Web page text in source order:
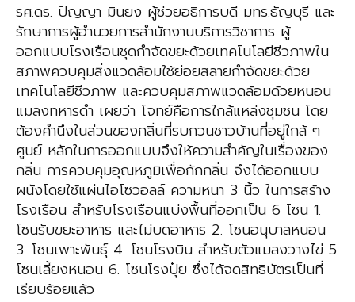
รศ.ดร. ปัญญา มินยง ผู้ช่วยอธิการบดี มทร.ธัญบุรี และ
รักษาการผู้อำนวยการสำนักงานบริการวิชาการ ผู้
ออกแบบโรงเรือนชุดกำจัดขยะด้วยเทคโนโลยีชีวภาพใน
สภาพควบคุมสิ่งแวดล้อมใช้ย่อยสลายกำจัดขยะด้วย
เทคโนโลยีชีวภาพ และควบคุมสภาพแวดล้อมด้วยหนอน
แมลงทหารดำ เผยว่า โจทย์คือการใกล้แหล่งชุมชน โดย
ต้องคำนึงในส่วนของกลิ่นที่รบกวนชาวบ้านที่อยู่ใกล้ ๆ
ศูนย์ หลักในการออกแบบจึงให้ความสำคัญในเรื่องของ
กลิ่น การควบคุมอุณหภูมิเพื่อกักกลิ่น จึงได้ออกแบบ
ผนังโดยใช้แผ่นไอโซวอลล์ ความหนา 3 นิ้ว ในการสร้าง
โรงเรือน สำหรับโรงเรือนแบ่งพื้นที่ออกเป็น 6 โซน 1.
โซนรับขยะอาหาร และไม่บดอาหาร 2. โซนอนุบาลหนอน
3. โซนเพาะพันธุ์ 4. โซนโรงบิน สำหรับตัวแมลงวางไข่ 5.
โซนเลี้ยงหนอน 6. โซนโรงปุ๋ย ซึ่งได้จดสิทธิบัตรเป็นที่
เรียบร้อยแล้ว